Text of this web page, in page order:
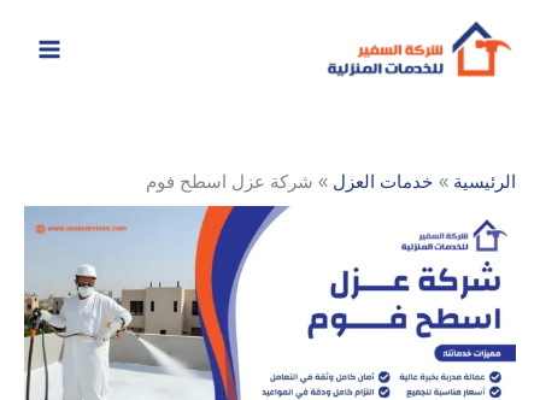
المحتوى
الرئيسية خدمات العزل شركة عزل اسطح فوم